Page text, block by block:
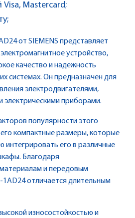
Visa, Mastercard;
от SIEMENS представляет
устройство,
качество и надежность
системах. Он предназначен для
электродвигателями,
электрическими приборами.
популярности этого
компактные размеры, которые
интегрировать его в различные
Благодаря
и передовым
1AD24 отличается длительным
износостойкостью и